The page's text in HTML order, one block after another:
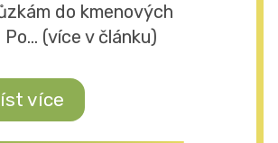
do kmenových
(více v článku)
více